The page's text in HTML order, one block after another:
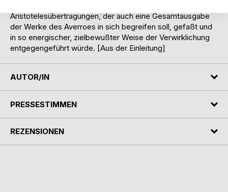
Aristotelesübertragungen, der auch eine Gesamtausgabe
der Werke des Averroes in sich begreifen soll, gefaßt und
in so energischer, zielbewußter Weise der Verwirklichung
entgegengeführt würde. [Aus der Einleitung]
AUTOR/IN
PRESSESTIMMEN
REZENSIONEN